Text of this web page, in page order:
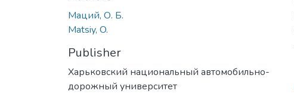
Маций, О. Б.
Matsiy, O.
Publisher
Харьковский национальный автомобильно-
дорожный университет